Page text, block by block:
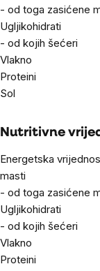
- od toga zasićene
Ugljikohidrati
- od kojih šećeri
Vlakno
Proteini
Sol
Nutritivne
Energetska
masti
- od toga zasićene
Ugljikohidrati
- od kojih šećeri
Vlakno
Proteini